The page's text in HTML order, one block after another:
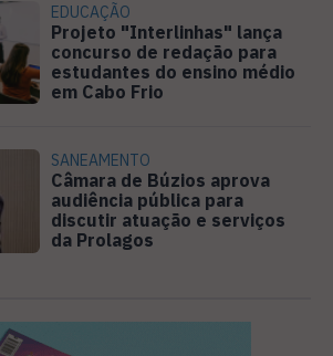
EDUCAÇÃO
Projeto "Interlinhas" lança
concurso de redação para
estudantes do ensino médio
em Cabo Frio
SANEAMENTO
Câmara de Búzios aprova
audiência pública para
discutir atuação e serviços
da Prolagos